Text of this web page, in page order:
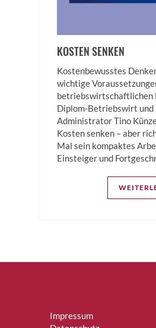
KOSTEN SENKEN
Kostenbewusstes
wichtige
betriebswirtschaftlichen
Diplom-Betriebswirt und
Administrator Tino
Kosten senken – aber
Mal sein kompaktes
Einsteiger und
Impressum